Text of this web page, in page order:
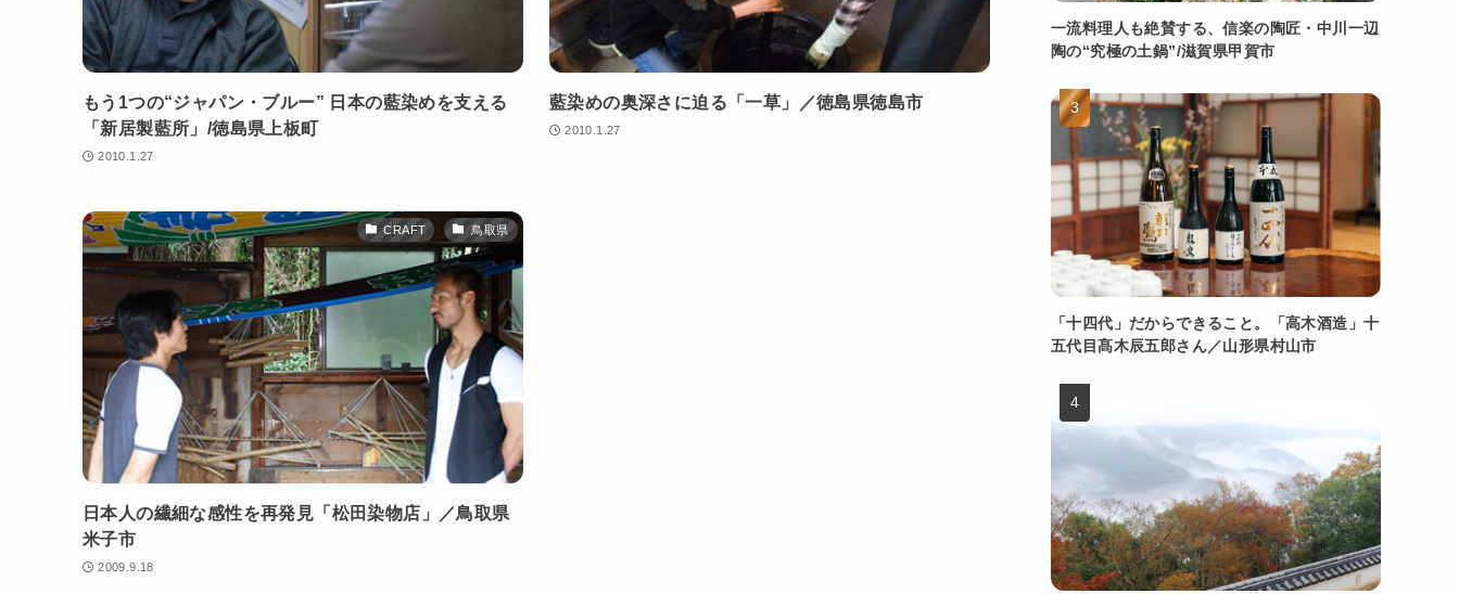
もう1つの“ジャパン・ブルー” 日本の藍染めを支える
「新居製藍所」/徳島県上板町
2010.1.27
藍染めの奥深さに迫る「一草」／徳島県徳島市
2010.1.27
CRAFT 鳥取県
日本人の繊細な感性を再発見「松田染物店」／鳥取県
米子市
2009.9.18
一流料理人も絶賛する、信楽の陶匠・中川一辺
陶の“究極の土鍋”/滋賀県甲賀市
「十四代」だからできること。「高木酒造」十
五代目髙木辰五郎さん／山形県村山市